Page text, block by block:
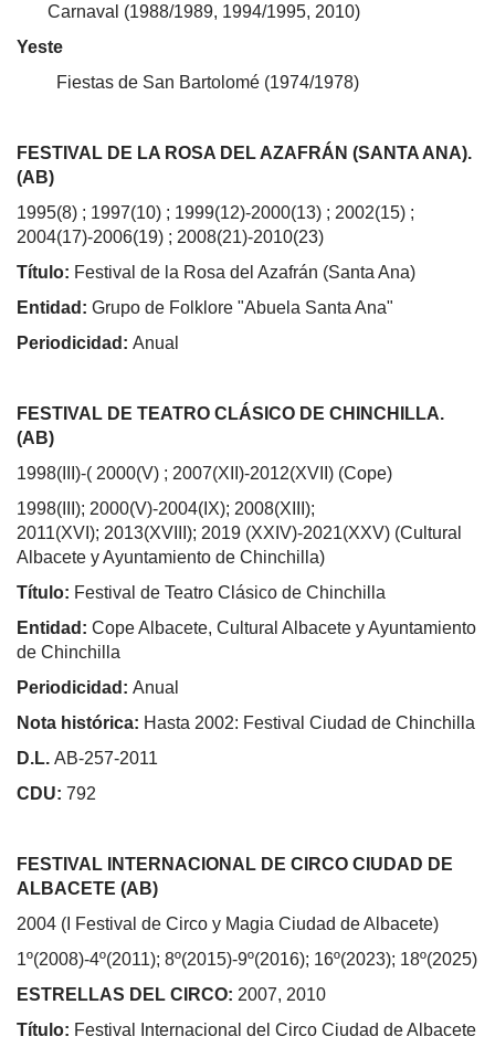
Carnaval (1988/1989, 1994/1995, 2010)
Yeste
Fiestas de San Bartolomé (1974/1978)
FESTIVAL DE LA ROSA DEL AZAFRÁN (SANTA ANA).
(AB)
1995(8) ; 1997(10) ; 1999(12)-2000(13) ; 2002(15) ;
2004(17)-2006(19) ; 2008(21)-2010(23)
Título: Festival de la Rosa del Azafrán (Santa Ana)
Entidad: Grupo de Folklore "Abuela Santa Ana"
Periodicidad: Anual
FESTIVAL DE TEATRO CLÁSICO DE CHINCHILLA.
(AB)
1998(III)-( 2000(V) ; 2007(XII)-2012(XVII) (Cope)
1998(III); 2000(V)-2004(IX); 2008(XIII);
2011(XVI); 2013(XVIII); 2019 (XXIV)-2021(XXV) (Cultural
Albacete y Ayuntamiento de Chinchilla)
Título: Festival de Teatro Clásico de Chinchilla
Entidad: Cope Albacete, Cultural Albacete y Ayuntamiento
de Chinchilla
Periodicidad: Anual
Nota histórica: Hasta 2002: Festival Ciudad de Chinchilla
D.L. AB-257-2011
CDU: 792
FESTIVAL INTERNACIONAL DE CIRCO CIUDAD DE
ALBACETE (AB)
2004 (I Festival de Circo y Magia Ciudad de Albacete)
1º(2008)-4º(2011); 8º(2015)-9º(2016); 16º(2023); 18º(2025)
ESTRELLAS DEL CIRCO: 2007, 2010
Título: Festival Internacional del Circo Ciudad de Albacete